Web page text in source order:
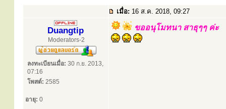
เมื่อ: 16 ส.ค. 2018, 09:27
Duangtip
Moderators-2
ลงทะเบียนเมื่อ: 30 ก.ย. 2013,
07:16
โพสต์: 2585
อายุ: 0
ขออนุโมทนา สาธุๆๆ ค่ะ